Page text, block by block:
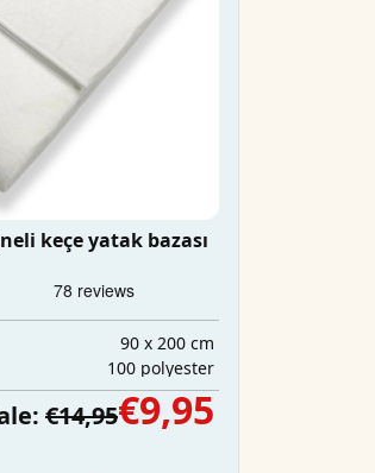
keçe yatak bazası
90 x 200 cm
100 polyester
€14,95€9,95